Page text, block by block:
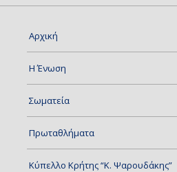
Αρχική
Η Ένωση
Σωματεία
Πρωταθλήματα
Κύπελλο Κρήτης “Κ. Ψαρουδάκης”